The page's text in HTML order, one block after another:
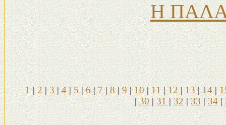
Η
1|2|3|4|5|6|7|8|9|10|11|12|13|14|
|30|31|32|33|34|